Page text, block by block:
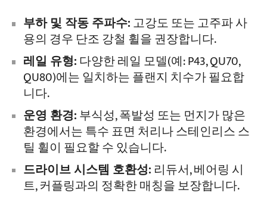
부하 및 작동 주파수:고강도 또는 고주파 사
용의 경우 단조 강철 휠을 권장합니다.
레일 유형:다양한 레일 모델(예: P43, QU70,
QU80)에는 일치하는 플랜지 치수가 필요합
니다.
운영 환경:부식성, 폭발성 또는 먼지가 많은
환경에서는 특수 표면 처리나 스테인리스 스
틸 휠이 필요할 수 있습니다.
드라이브 시스템 호환성: 리듀서, 베어링 시
트, 커플링과의 정확한 매칭을 보장합니다.